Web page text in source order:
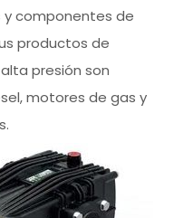
componentes de
productos de
presión son
motores de gas y